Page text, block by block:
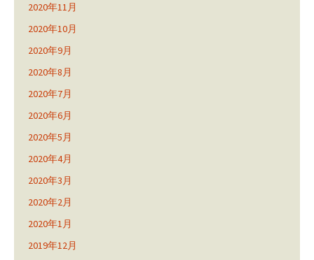
2020年11月
2020年10月
2020年9月
2020年8月
2020年7月
2020年6月
2020年5月
2020年4月
2020年3月
2020年2月
2020年1月
2019年12月